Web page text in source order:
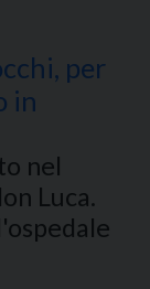
per
in
nel
Luca.